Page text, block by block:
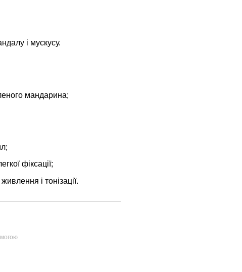
і мускусу.
мандарина;
;
фіксації;
і тонізації.